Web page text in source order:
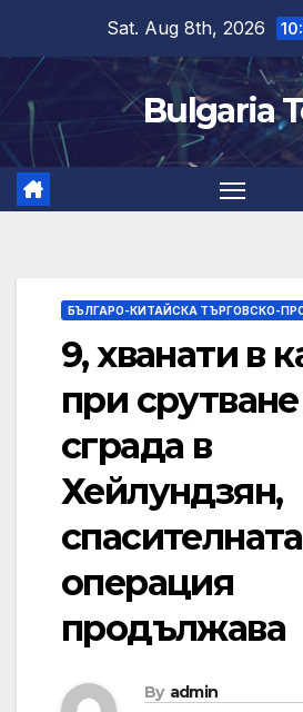
content
Sat. Aug 8th, 2026
Bulgaria
БЪЛГАРО-КИТАЙСКА ТЪРГОВСКО-
9, хванати в
при
сграда в
Хейлундзян,
спасителната
операция
продължава
By admin